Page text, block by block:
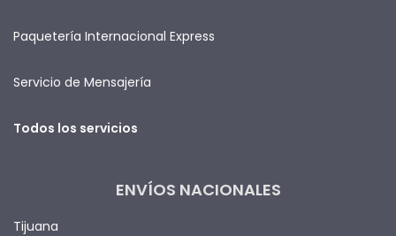
Paquetería Internacional Express
Servicio de Mensajería
Todos los servicios
ENVÍOS NACIONALES
Tijuana